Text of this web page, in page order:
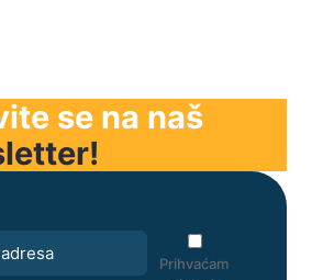
se na naš
Prihvaćam